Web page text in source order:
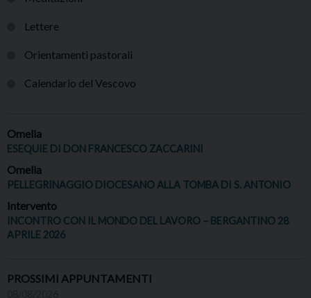
Lettere
Orientamenti pastorali
Calendario del Vescovo
Omelia
ESEQUIE DI DON FRANCESCO ZACCARINI
Omelia
PELLEGRINAGGIO DIOCESANO ALLA TOMBA DI S. ANTONIO
Intervento
INCONTRO CON IL MONDO DEL LAVORO – BERGANTINO 28
APRILE 2026
PROSSIMI APPUNTAMENTI